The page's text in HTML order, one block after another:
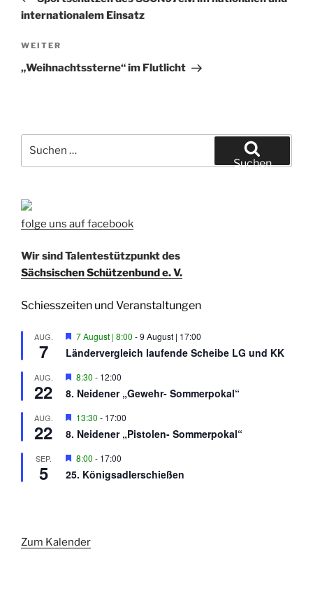
internationalem Einsatz
Nächster
Beitrag
WEITER
„Weihnachtssterne“ im Flutlicht
nach:
Suchen
folge uns auf facebook
Wir sind Talentestützpunkt des
Sächsischen Schützenbund e. V.
Schiesszeiten und Veranstaltungen
AUG.
7
H
e
r
o
r
e
h
o
e
n
7 August | 8:00 -9 August | 17:00
Ländervergleich laufende Scheibe LG und KK
AUG.
22
H
e
r
o
r
e
h
o
8:30 - 12:00
8. Neidener „Gewehr- Sommerpokal“
AUG.
22
H
e
r
o
r
e
n
13:30 - 17:00
8. Neidener „Pistolen- Sommerpokal“
SEP.
5
H
r
e
h
8:00 - 17:00
25. Königsadlerschießen
Zum Kalender